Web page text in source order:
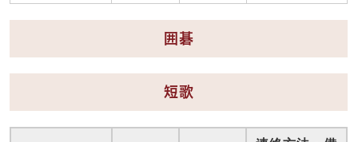
囲碁
短歌